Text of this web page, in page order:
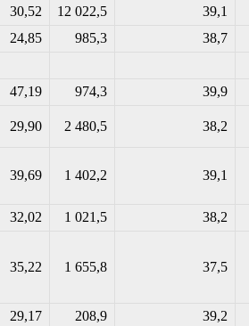
30,52 12 022,5 39,1
24,85 985,3 38,7
47,19 974,3 39,9
29,90 2 480,5 38,2
39,69 1 402,2 39,1
32,02 1 021,5 38,2
35,22 1 655,8 37,5
29,17 208,9 39,2